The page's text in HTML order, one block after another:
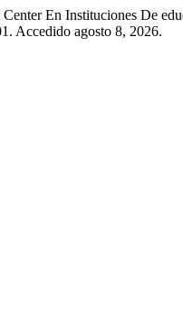
En Instituciones De
Accedido agosto 8, 2026.